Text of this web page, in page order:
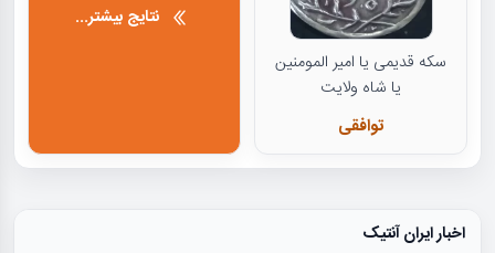
سکه قدیمی یا امیر المومنین
یا شاه ولایت
توافقی
نتایج بیشتر...
اخبار ایران آنتیک